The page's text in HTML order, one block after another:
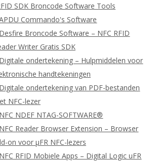
SDK Broncode Software Tools
Commando's Software
Desfire Broncode Software – NFC RFID
Writer Gratis SDK
Digitale ondertekening – Hulpmiddelen voor
handtekeningen
Digitale ondertekening van PDF-bestanden
NFC-lezer
NFC NDEF NTAG-SOFTWARE®
NFC Reader Browser Extension – Browser
on voor μFR NFC-lezers
NFC RFID Mobiele Apps – Digital Logic uFR